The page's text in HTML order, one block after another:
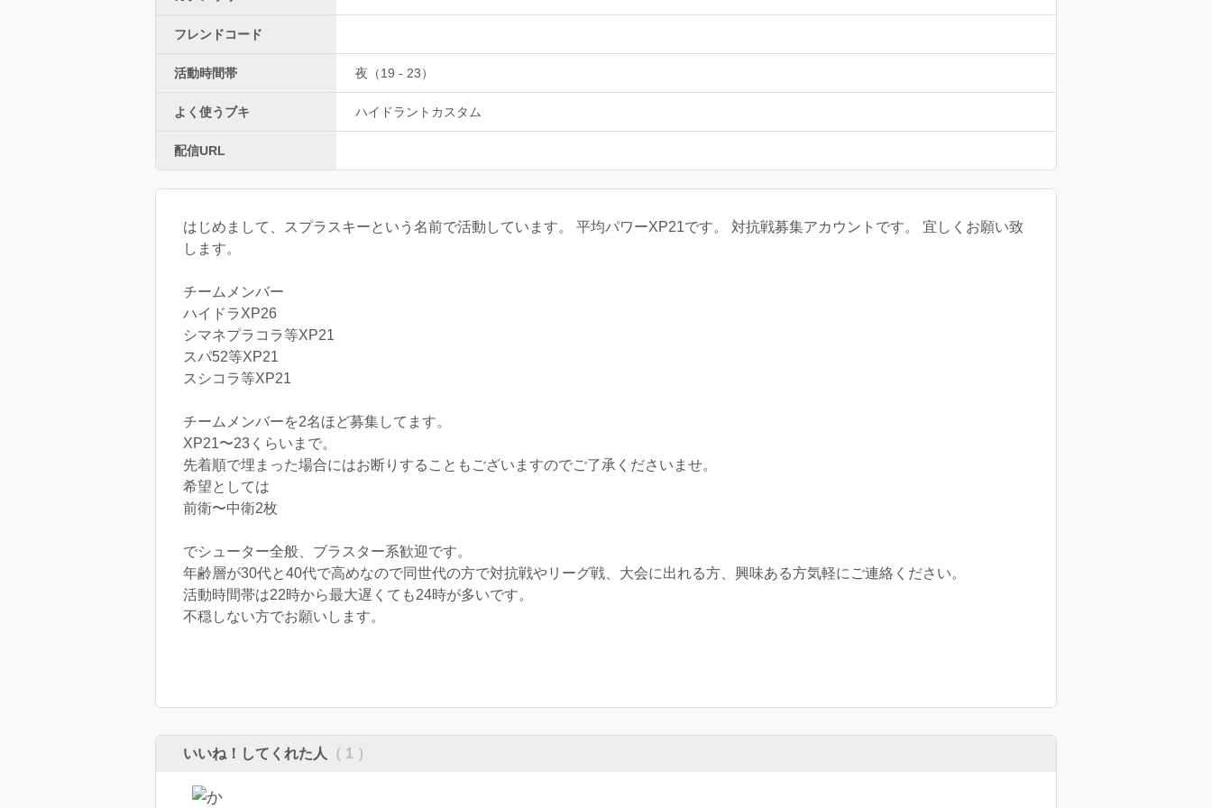
フレンドコード
活動時間帯 夜（19 - 23）
よく使うブキ ハイドラントカスタム
配信URL
はじめまして、スプラスキーという名前で活動しています。 平均パワーXP21です。 対抗戦募集アカウントです。 宜しくお願い致
します。
チームメンバー
ハイドラXP26
シマネプラコラ等XP21
スパ52等XP21
スシコラ等XP21
チームメンバーを2名ほど募集してます。
XP21〜23くらいまで。
先着順で埋まった場合にはお断りすることもございますのでご了承くださいませ。
希望としては
前衛〜中衛2枚
でシューター全般、ブラスター系歓迎です。
年齢層が30代と40代で高めなので同世代の方で対抗戦やリーグ戦、大会に出れる方、興味ある方気軽にご連絡ください。
活動時間帯は22時から最大遅くても24時が多いです。
不穏しない方でお願いします。
いいね！してくれた人 （ 1 ）